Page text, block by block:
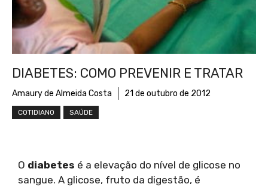
DIABETES: COMO PREVENIR E TRATAR
Amaury de Almeida Costa 21 de outubro de 2012
COTIDIANO SAÚDE
O diabetes é a elevação do nível de glicose no
sangue. A glicose, fruto da digestão, é